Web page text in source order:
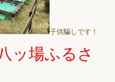
子供騙しです！
ッ場ふるさ